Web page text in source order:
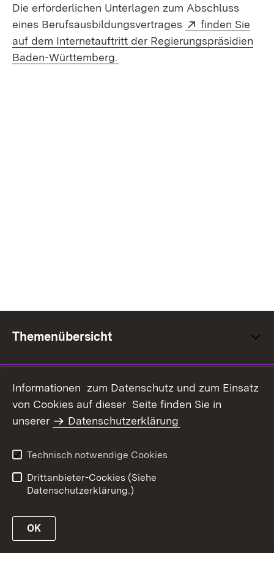
Die erforderlichen Unterlagen zum Abschluss
eines Berufsausbildungsvertrages
Extern:
finden Sie
auf dem Internetauftritt der Regierungspräsidien
Baden-Württemberg.
Themenübersicht
Informationen zum Datenschutz und zum Einsatz
von Cookies auf dieser Seite finden Sie in
unserer
Datenschutzerklärung
Technisch notwendige Cookies
Drittanbieter-Cookies (Siehe
Datenschutzerklärung.)
OK